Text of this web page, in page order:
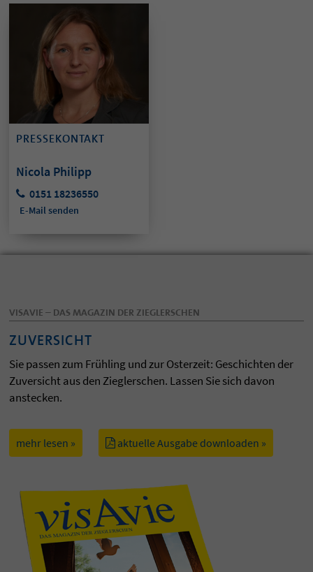
PRESSEKONTAKT
Nicola Philipp
0151 18236550
E-Mail senden
VISAVIE – DAS MAGAZIN DER ZIEGLERSCHEN
ZUVERSICHT
Sie passen zum Frühling und zur Osterzeit: Geschichten der
Zuversicht aus den Zieglerschen. Lassen Sie sich davon
anstecken.
mehr lesen » aktuelle Ausgabe downloaden »